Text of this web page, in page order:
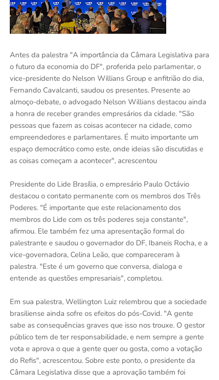
Antes da palestra "A importância da Câmara Legislativa para
o futuro da economia do DF", proferida pelo parlamentar, o
vice-presidente do Nelson Willians Group e anfitrião do dia,
Fernando Cavalcanti, saudou os presentes. Presente ao
almoço-debate, o advogado Nelson Willians destacou ainda
a honra de receber grandes empresários da cidade. "São
pessoas que fazem as coisas acontecer na cidade, como
empreendedores e parlamentares. É muito importante um
espaço democrático como este, onde ideias são discutidas e
as coisas começam a acontecer", acrescentou
Presidente do Lide Brasília, o empresário Paulo Octávio
destacou o contato permanente com os membros dos Três
Poderes. "É importante que este relacionamento dos
membros do Lide com os três poderes seja constante",
afirmou. Ele também fez uma apresentação formal do
palestrante e saudou o governador do DF, Ibaneis Rocha, e a
vice-governadora, Celina Leão, que compareceram à
palestra. "Este é um governo que conversa, dialoga e
entende as questões empresariais", completou.
Em sua palestra, Wellington Luiz relembrou que a sociedade
brasiliense ainda sofre os efeitos do pós-Covid. "A gente
sabe as consequências graves que isso nos trouxe. O gestor
público tem de ter responsabilidade, e nem sempre a gente
vota e aprova o que a gente quer ou gosta, como a votação
do Refis", acrescentou. Sobre este ponto, o presidente da
Câmara Legislativa disse que a aprovação também foi